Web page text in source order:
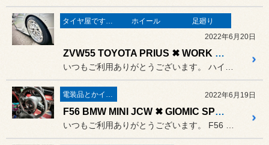
タイヤ屋です。「本業」のタイヤ ホイール
足廻り
2022年6月20日
ZVW55 TOYOTA PRIUS ✖ WORK Seeker MX ✖ SL201
電装品とかインテリア 2022年6月19日
F56 BMW MINI JCW ✖ GIOMIC SPORT STEERING